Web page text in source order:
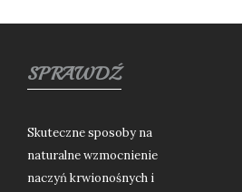
SPRAWDŹ
Skuteczne sposoby na
naturalne wzmocnienie
naczyń krwionośnych i